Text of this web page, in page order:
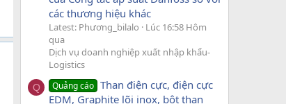
các thương hiệu khác
Latest: Phương_bilalo
Lúc 16:58 Hôm
qua
Dịch vụ doanh nghiệp xuất nhập khẩu-
Logistics
Q Quảng cáo Than điện cực, điện cực
EDM, Graphite lõi inox, bột than